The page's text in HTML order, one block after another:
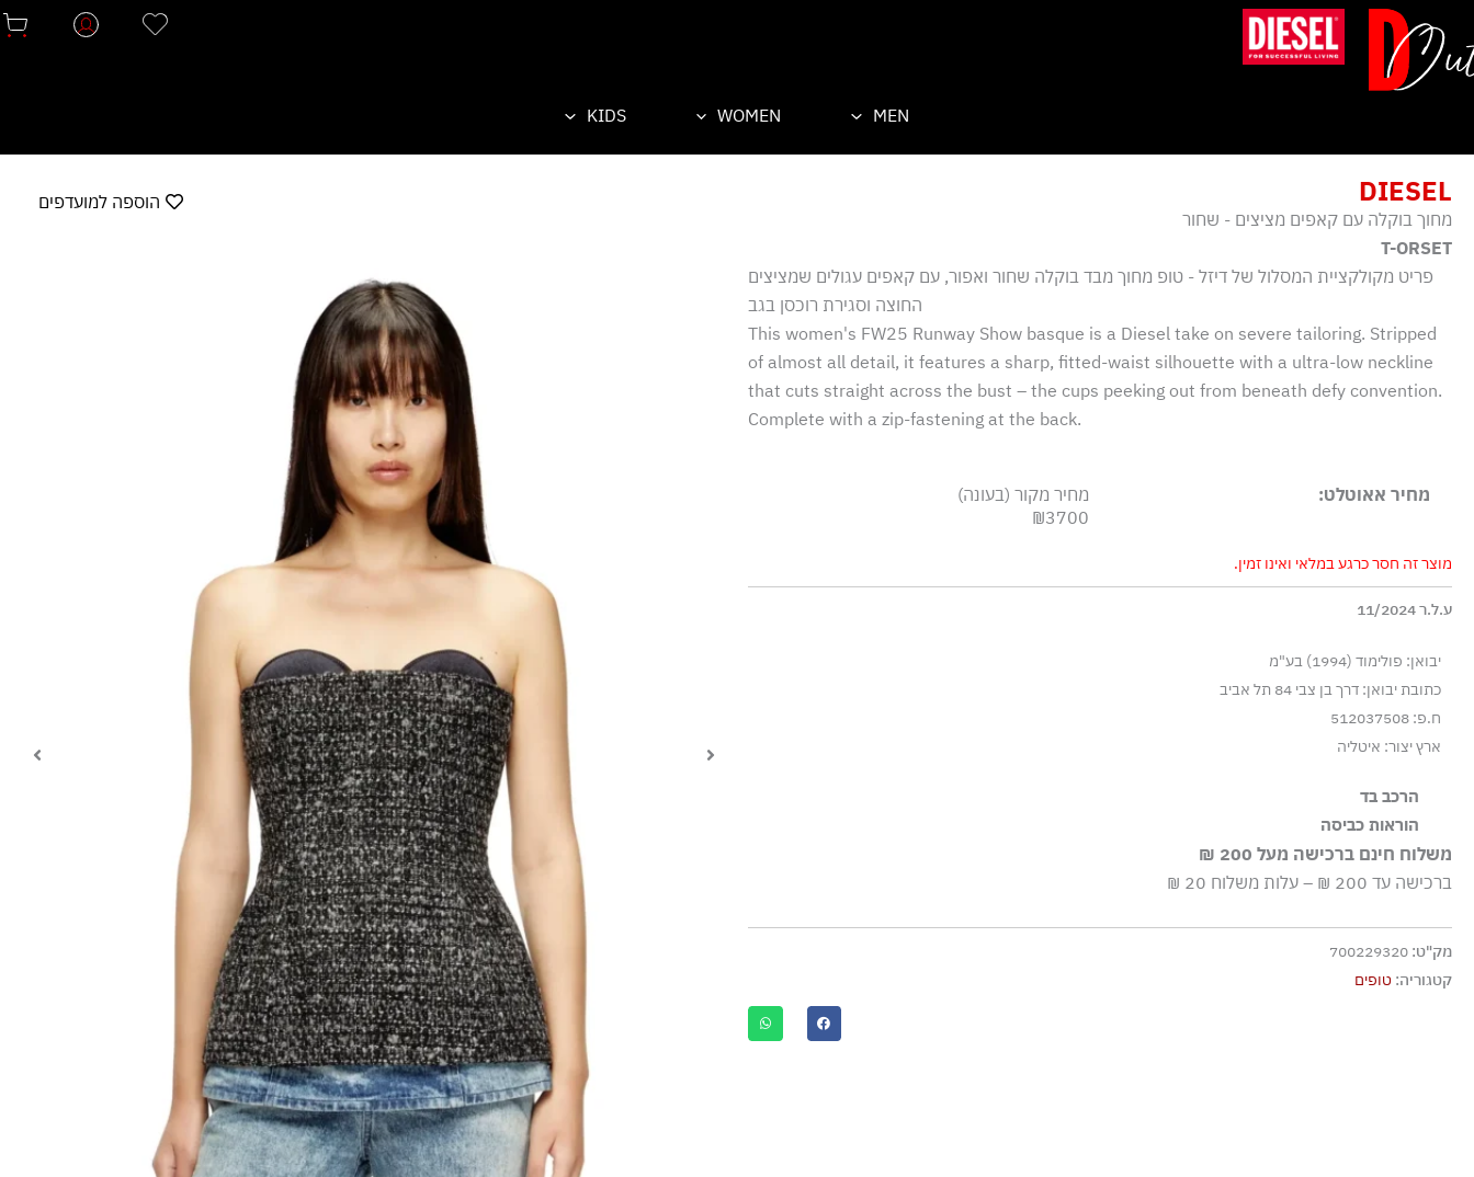
לתוכן
MEN
WOMEN
KIDS
DIESEL
מחוך בוקלה עם קאפים מציצים - שחור
T-ORSET
פריט מקולקציית המסלול של דיזל - טופ מחוך מבד בוקלה שחור ואפור, עם קאפים עגולים שמציצים
החוצה וסגירת רוכסן בגב
This women's FW25 Runway Show basque is a Diesel take on severe tailoring. Stripped
of almost all detail, it features a sharp, fitted-waist silhouette with a ultra-low neckline
that cuts straight across the bust – the cups peeking out from beneath defy convention.
Complete with a zip-fastening at the back.
מחיר אאוטלט:
מחיר מקור (בעונה)
₪3700
מוצר זה חסר כרגע במלאי ואינו זמין.
ע.ל.ר 11/2024
יבואן: פולימוד (1994) בע"מ
כתובת יבואן: דרך בן צבי 84 תל אביב
ח.פ: 512037508
ארץ יצור: איטליה
הרכב בד
ויסקוזה-רייון, 8% אלסטן-ספנדקס
הוראות כביסה
שטיפה ידנית
ללא חומרי הלבנה, ללא השריה
גיהוץ בחום נמוך
אסור לנקות בניקוי יבש
אסור לייבש במכונת ייבוש
משלוח חינם ברכישה מעל 200 ₪
ברכישה עד 200 ₪ – עלות משלוח 20 ₪
מק"ט: 700229320
קטגוריה: טופים
הוספה למועדפים